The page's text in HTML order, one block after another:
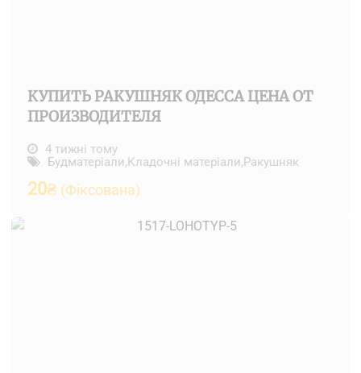
КУПИТЬ РАКУШНЯК ОДЕССА ЦЕНА ОТ
ПРОИЗВОДИТЕЛЯ
4 тижні тому
Будматеріали,Кладочні матеріали,Ракушняк
20₴ (Фіксована)